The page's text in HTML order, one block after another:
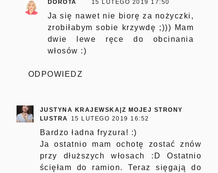
DOROTA 15 LUTEGO 2019 17:50
Ja się nawet nie biorę za nożyczki,
zrobiłabym sobie krzywdę ;))) Mam
dwie lewe ręce do obcinania
włosów :)
ODPOWIEDZ
JUSTYNA KRAJEWSKA|Z MOJEJ STRONY
LUSTRA
15 LUTEGO 2019 16:52
Bardzo ładna fryzura! :)
Ja ostatnio mam ochotę zostać znów
przy dłuższych włosach :D Ostatnio
ścięłam do ramion. Teraz sięgają do